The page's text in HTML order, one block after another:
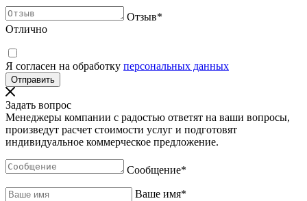
Отзыв*
Отлично
Я согласен на обработку персональных данных
Задать вопрос
Менеджеры компании с радостью ответят на ваши вопросы,
произведут расчет стоимости услуг и подготовят
индивидуальное коммерческое предложение.
Сообщение*
Ваше имя*